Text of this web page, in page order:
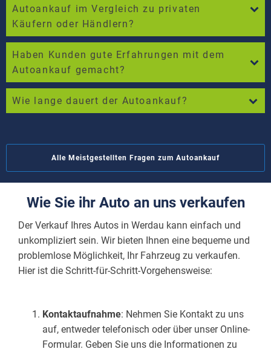
Autoankauf im Vergleich zu privaten
Käufern oder Händlern?
Haben Kunden gute Erfahrungen mit dem
Autoankauf gemacht?
Wie lange dauert der Autoankauf?
Alle Meistgestellten Fragen zum Autoankauf
Wie Sie ihr Auto an uns verkaufen
Der Verkauf Ihres Autos in Werdau kann einfach und
unkompliziert sein. Wir bieten Ihnen eine bequeme und
problemlose Möglichkeit, Ihr Fahrzeug zu verkaufen.
Hier ist die Schritt-für-Schritt-Vorgehensweise:
Kontaktaufnahme: Nehmen Sie Kontakt zu uns
auf, entweder telefonisch oder über unser Online-
Formular. Geben Sie uns die Informationen zu